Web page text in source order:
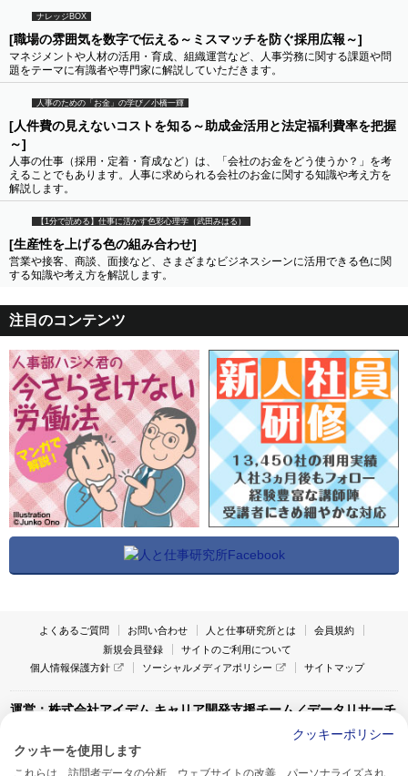
ナレッジBOX
[職場の雰囲気を数字で伝える～ミスマッチを防ぐ採用広報～]
マネジメントや人材の活用・育成、組織運営など、人事労務に関する課題や問
題をテーマに有識者や専門家に解説していただきます。
人事のための「お金」の学び／小橋一輝
[人件費の見えないコストを知る～助成金活用と法定福利費率を把握
～]
人事の仕事（採用・定着・育成など）は、「会社のお金をどう使うか？」を考
えることでもあります。人事に求められる会社のお金に関する知識や考え方を
解説します。
【1分で読める】仕事に活かす色彩心理学（武田みはる）
[生産性を上げる色の組み合わせ]
営業や接客、商談、面接など、さまざまなビジネスシーンに活用できる色に関
する知識や考え方を解説します。
注目のコンテンツ
よくあるご質問 お問い合わせ 人と仕事研究所とは
会員規約
新規会員登録
サイトのご利用について
個人情報保護方針
ソーシャルメディアポリシー サイトマップ
運営：株式会社アイデム キャリア開発支援チーム／データリサーチ
〒160-0022 東京都新宿区新宿1-4-10
クッキーポリシー
クッキーを使用します
これらは、訪問者データの分析、ウェブサイトの改善、パーソナライズされ